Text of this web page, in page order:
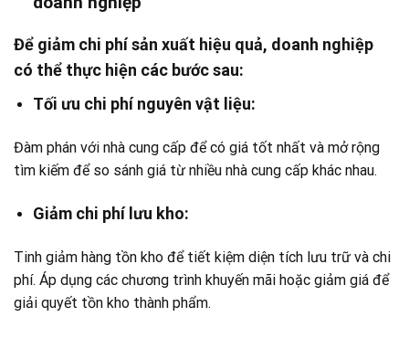
Để giảm chi phí sản xuất hiệu quả, doanh nghiệp
có thể thực hiện các bước sau:
Tối ưu chi phí nguyên vật liệu:
Đàm phán với nhà cung cấp để có giá tốt nhất và mở rộng
tìm kiếm để so sánh giá từ nhiều nhà cung cấp khác nhau.
Giảm chi phí lưu kho:
Tinh giảm hàng tồn kho để tiết kiệm diện tích lưu trữ và chi
phí. Áp dụng các chương trình khuyến mãi hoặc giảm giá để
giải quyết tồn kho thành phẩm.